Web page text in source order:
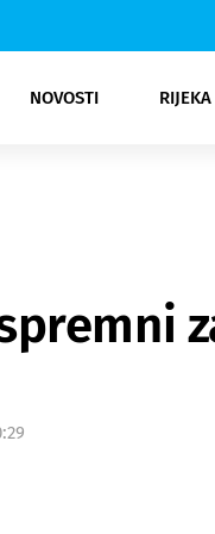
NOVOSTI
Rijeka Opatija
NK
Moda
Kultura